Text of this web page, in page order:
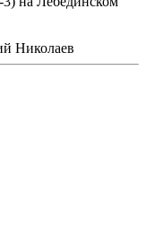
Николаев